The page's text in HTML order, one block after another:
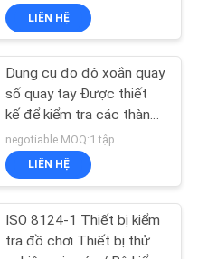
bền kéo
ứng
Tester
LIÊN HỆ
Dụng cụ đo độ xoắn quay
số quay tay Được thiết
kế để kiểm tra các thành
phần thử nghiệm ISO
8124-1
negotiable MOQ:1 tập
LIÊN HỆ
ISO 8124-1 Thiết bị kiểm
tra đồ chơi Thiết bị thử